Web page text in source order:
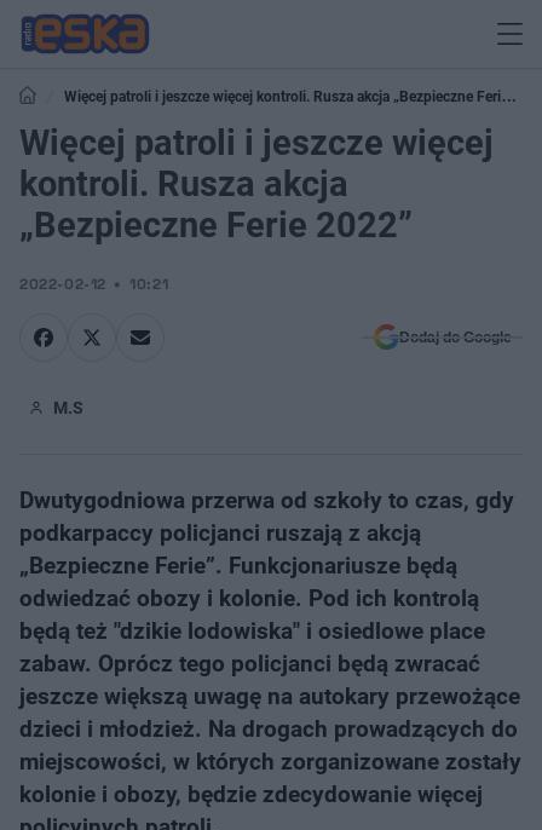
Więcej patroli i jeszcze więcej kontroli. Rusza akcja „Bezpieczne Ferie
2022”
Więcej patroli i jeszcze więcej
kontroli. Rusza akcja
„Bezpieczne Ferie 2022”
2022-02-12 10:21
Dodaj do Google
M.S
Dwutygodniowa przerwa od szkoły to czas, gdy
podkarpaccy policjanci ruszają z akcją
„Bezpieczne Ferie”. Funkcjonariusze będą
odwiedzać obozy i kolonie. Pod ich kontrolą
będą też "dzikie lodowiska" i osiedlowe place
zabaw. Oprócz tego policjanci będą zwracać
jeszcze większą uwagę na autokary przewożące
dzieci i młodzież. Na drogach prowadzących do
miejscowości, w których zorganizowane zostały
kolonie i obozy, będzie zdecydowanie więcej